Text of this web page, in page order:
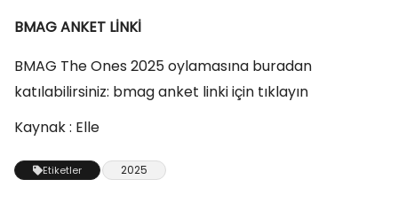
BMAG ANKET LİNKİ
BMAG The Ones 2025 oylamasına buradan
katılabilirsiniz: bmag anket linki için tıklayın
Kaynak : Elle
Etiketler 2025